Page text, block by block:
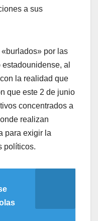
a sus
por las
al
la realidad que
que este 2 de junio
concentrados a
realizan
para exigir la
políticos.